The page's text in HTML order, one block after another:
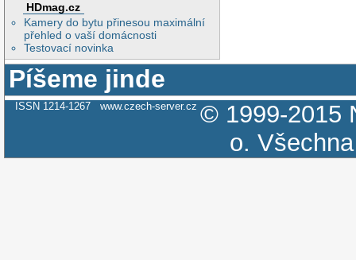
HDmag.cz
Kamery do bytu přinesou maximální
přehled o vaší domácnosti
Testovací novinka
Píšeme jinde
ISSN 1214-1267 www.czech-server.cz © 1999-2015
o.